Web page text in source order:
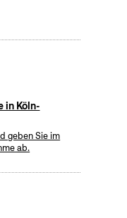
in Köln-
geben Sie im
ab.